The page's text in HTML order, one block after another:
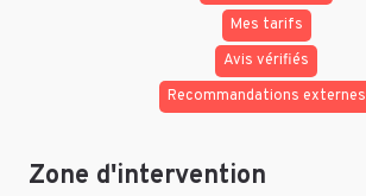
Mes tarifs
Avis vérifiés
Recommandations externes
Zone d'intervention